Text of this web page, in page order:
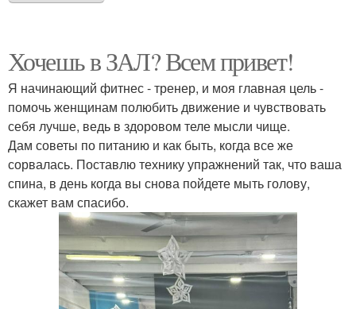
Хочешь в ЗАЛ? Всем привет!
Я начинающий фитнес - тренер, и моя главная цель -
помочь женщинам полюбить движение и чувствовать
себя лучше, ведь в здоровом теле мысли чище.
Дам советы по питанию и как быть, когда все же
сорвалась. Поставлю технику упражнений так, что ваша
спина, в день когда вы снова пойдете мыть голову,
скажет вам спасибо.